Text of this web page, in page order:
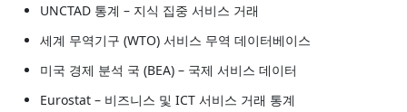
UNCTAD 통계 – 지식 집중 서비스 거래
세계 무역기구 (WTO) 서비스 무역 데이터베이스
미국 경제 분석 국 (BEA) – 국제 서비스 데이터
Eurostat – 비즈니스 및 ICT 서비스 거래 통계